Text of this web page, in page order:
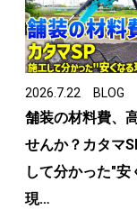
2026.7.22 BLOG
舗装の材料費、
せんか？カタマ
して分かった"安
現…